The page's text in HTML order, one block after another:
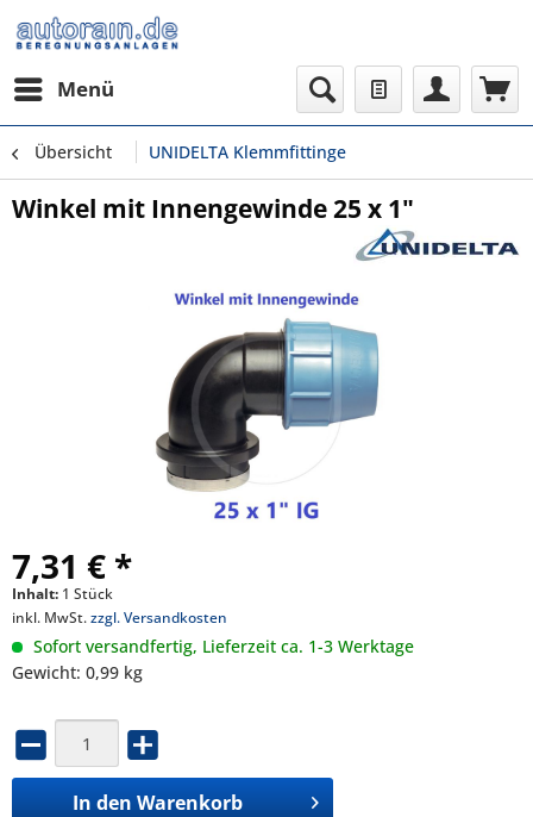
Menü
Übersicht UNIDELTA Klemmfittinge
Winkel mit Innengewinde 25 x 1"
7,31 € *
Inhalt: 1 Stück
inkl. MwSt.zzgl. Versandkosten
Sofort versandfertig, Lieferzeit ca. 1-3 Werktage
Gewicht: 0,99 kg
In den Warenkorb